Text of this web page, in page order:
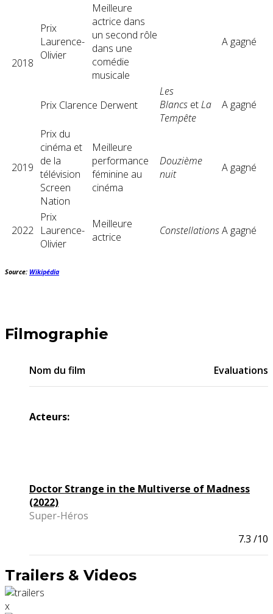
2018
Prix ​​
Laurence-
Olivier
Meilleure
actrice dans
un second rôle
dans une
comédie
musicale
A gagné
Prix ​​Clarence Derwent
Les
Blancs etLa
Tempête
A gagné
2019
Prix ​​du
cinéma et
de la
télévision
Screen
Nation
Meilleure
performance
féminine au
cinéma
Douzième
nuit
A gagné
2022
Prix ​​
Laurence-
Olivier
Meilleure
actrice
ConstellationsA gagné
Source: Wikipédia
Filmographie
Nom du film Evaluations
Acteurs:
Doctor Strange in the Multiverse of Madness
(2022)
Super-Héros
7.3 /10
Trailers & Videos
x